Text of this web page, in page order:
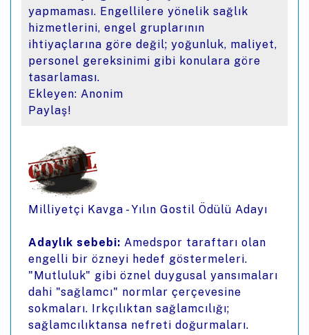
yapmaması. Engellilere yönelik sağlık
hizmetlerini, engel gruplarının
ihtiyaçlarına göre değil; yoğunluk, maliyet,
personel gereksinimi gibi konulara göre
tasarlaması.
Ekleyen: Anonim
Paylaş!
Milliyetçi Kavga - Yılın Gostil Ödülü Adayı
Adaylık sebebi: Amedspor taraftarı olan
engelli bir özneyi hedef göstermeleri.
"Mutluluk" gibi öznel duygusal yansımaları
dahi "sağlamcı" normlar çerçevesine
sokmaları. Irkçılıktan sağlamcılığı;
sağlamcılıktansa nefreti doğurmaları.